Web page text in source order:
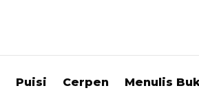
Puisi Cerpen Menulis